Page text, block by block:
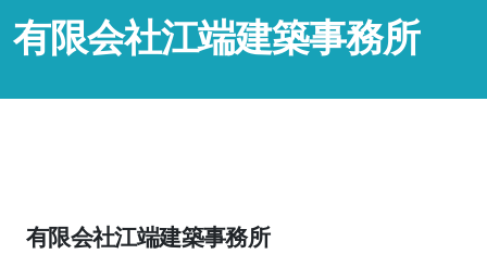
有限会社江端建築事務所
有限会社江端建築事務所